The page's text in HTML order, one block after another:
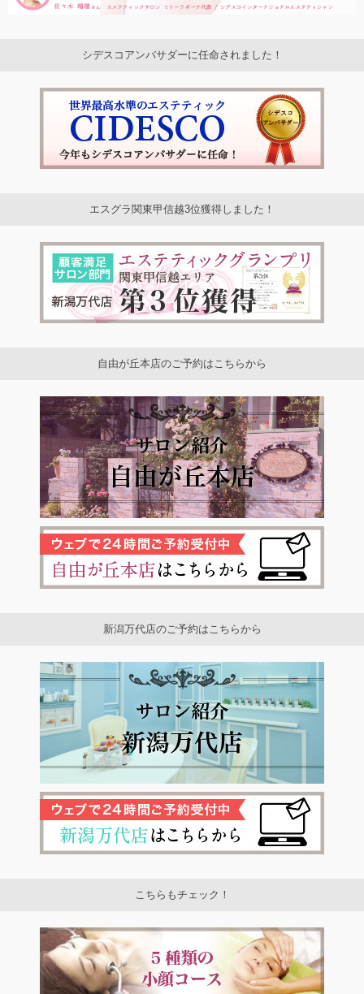
シデスコアンバサダーに任命されました！
エスグラ関東甲信越3位獲得しました！
自由が丘本店のご予約はこちらから
新潟万代店のご予約はこちらから
こちらもチェック！